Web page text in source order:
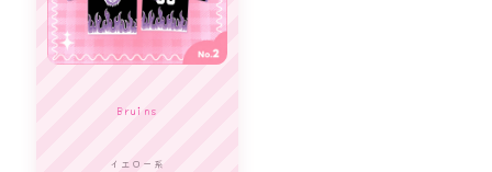
Bruins
イエロー系